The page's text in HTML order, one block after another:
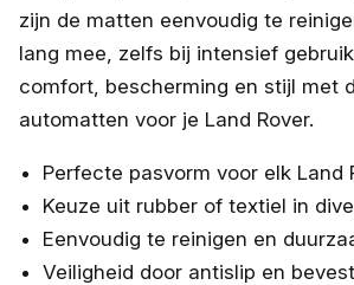
zijn de matten eenvoudig te
lang mee, zelfs bij intensief
comfort, bescherming en stijl met
automatten voor je Land Rover.
Perfecte pasvorm voor elk Land
Keuze uit rubber of textiel in
Eenvoudig te reinigen en
Veiligheid door antislip en